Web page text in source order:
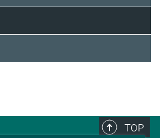
TOP